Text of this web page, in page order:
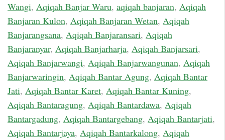
Wangi, Aqiqah Banjar Waru, aqiqah banjaran, Aqiqah
Banjaran Kulon, Aqiqah Banjaran Wetan, Aqiqah
Banjarangsana, Aqiqah Banjaransari, Aqiqah
Banjaranyar, Aqiqah Banjarharja, Aqiqah Banjarsari,
Aqiqah Banjarwangi, Aqiqah Banjarwangunan, Aqiqah
Banjarwaringin, Aqiqah Bantar Agung, Aqiqah Bantar
Jati, Aqiqah Bantar Karet, Aqiqah Bantar Kuning,
Aqiqah Bantaragung, Aqiqah Bantardawa, Aqiqah
Bantargadung, Aqiqah Bantargebang, Aqiqah Bantarjati,
Aqiqah Bantarjaya, Aqiqah Bantarkalong, Aqiqah